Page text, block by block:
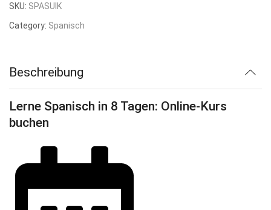
SKU: SPASUIK
Category: Spanisch
Beschreibung
Lerne Spanisch in 8 Tagen: Online-Kurs
buchen